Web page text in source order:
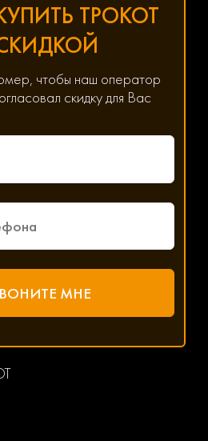
ТРОКОТ
чтобы наш оператор
скидку для Вас